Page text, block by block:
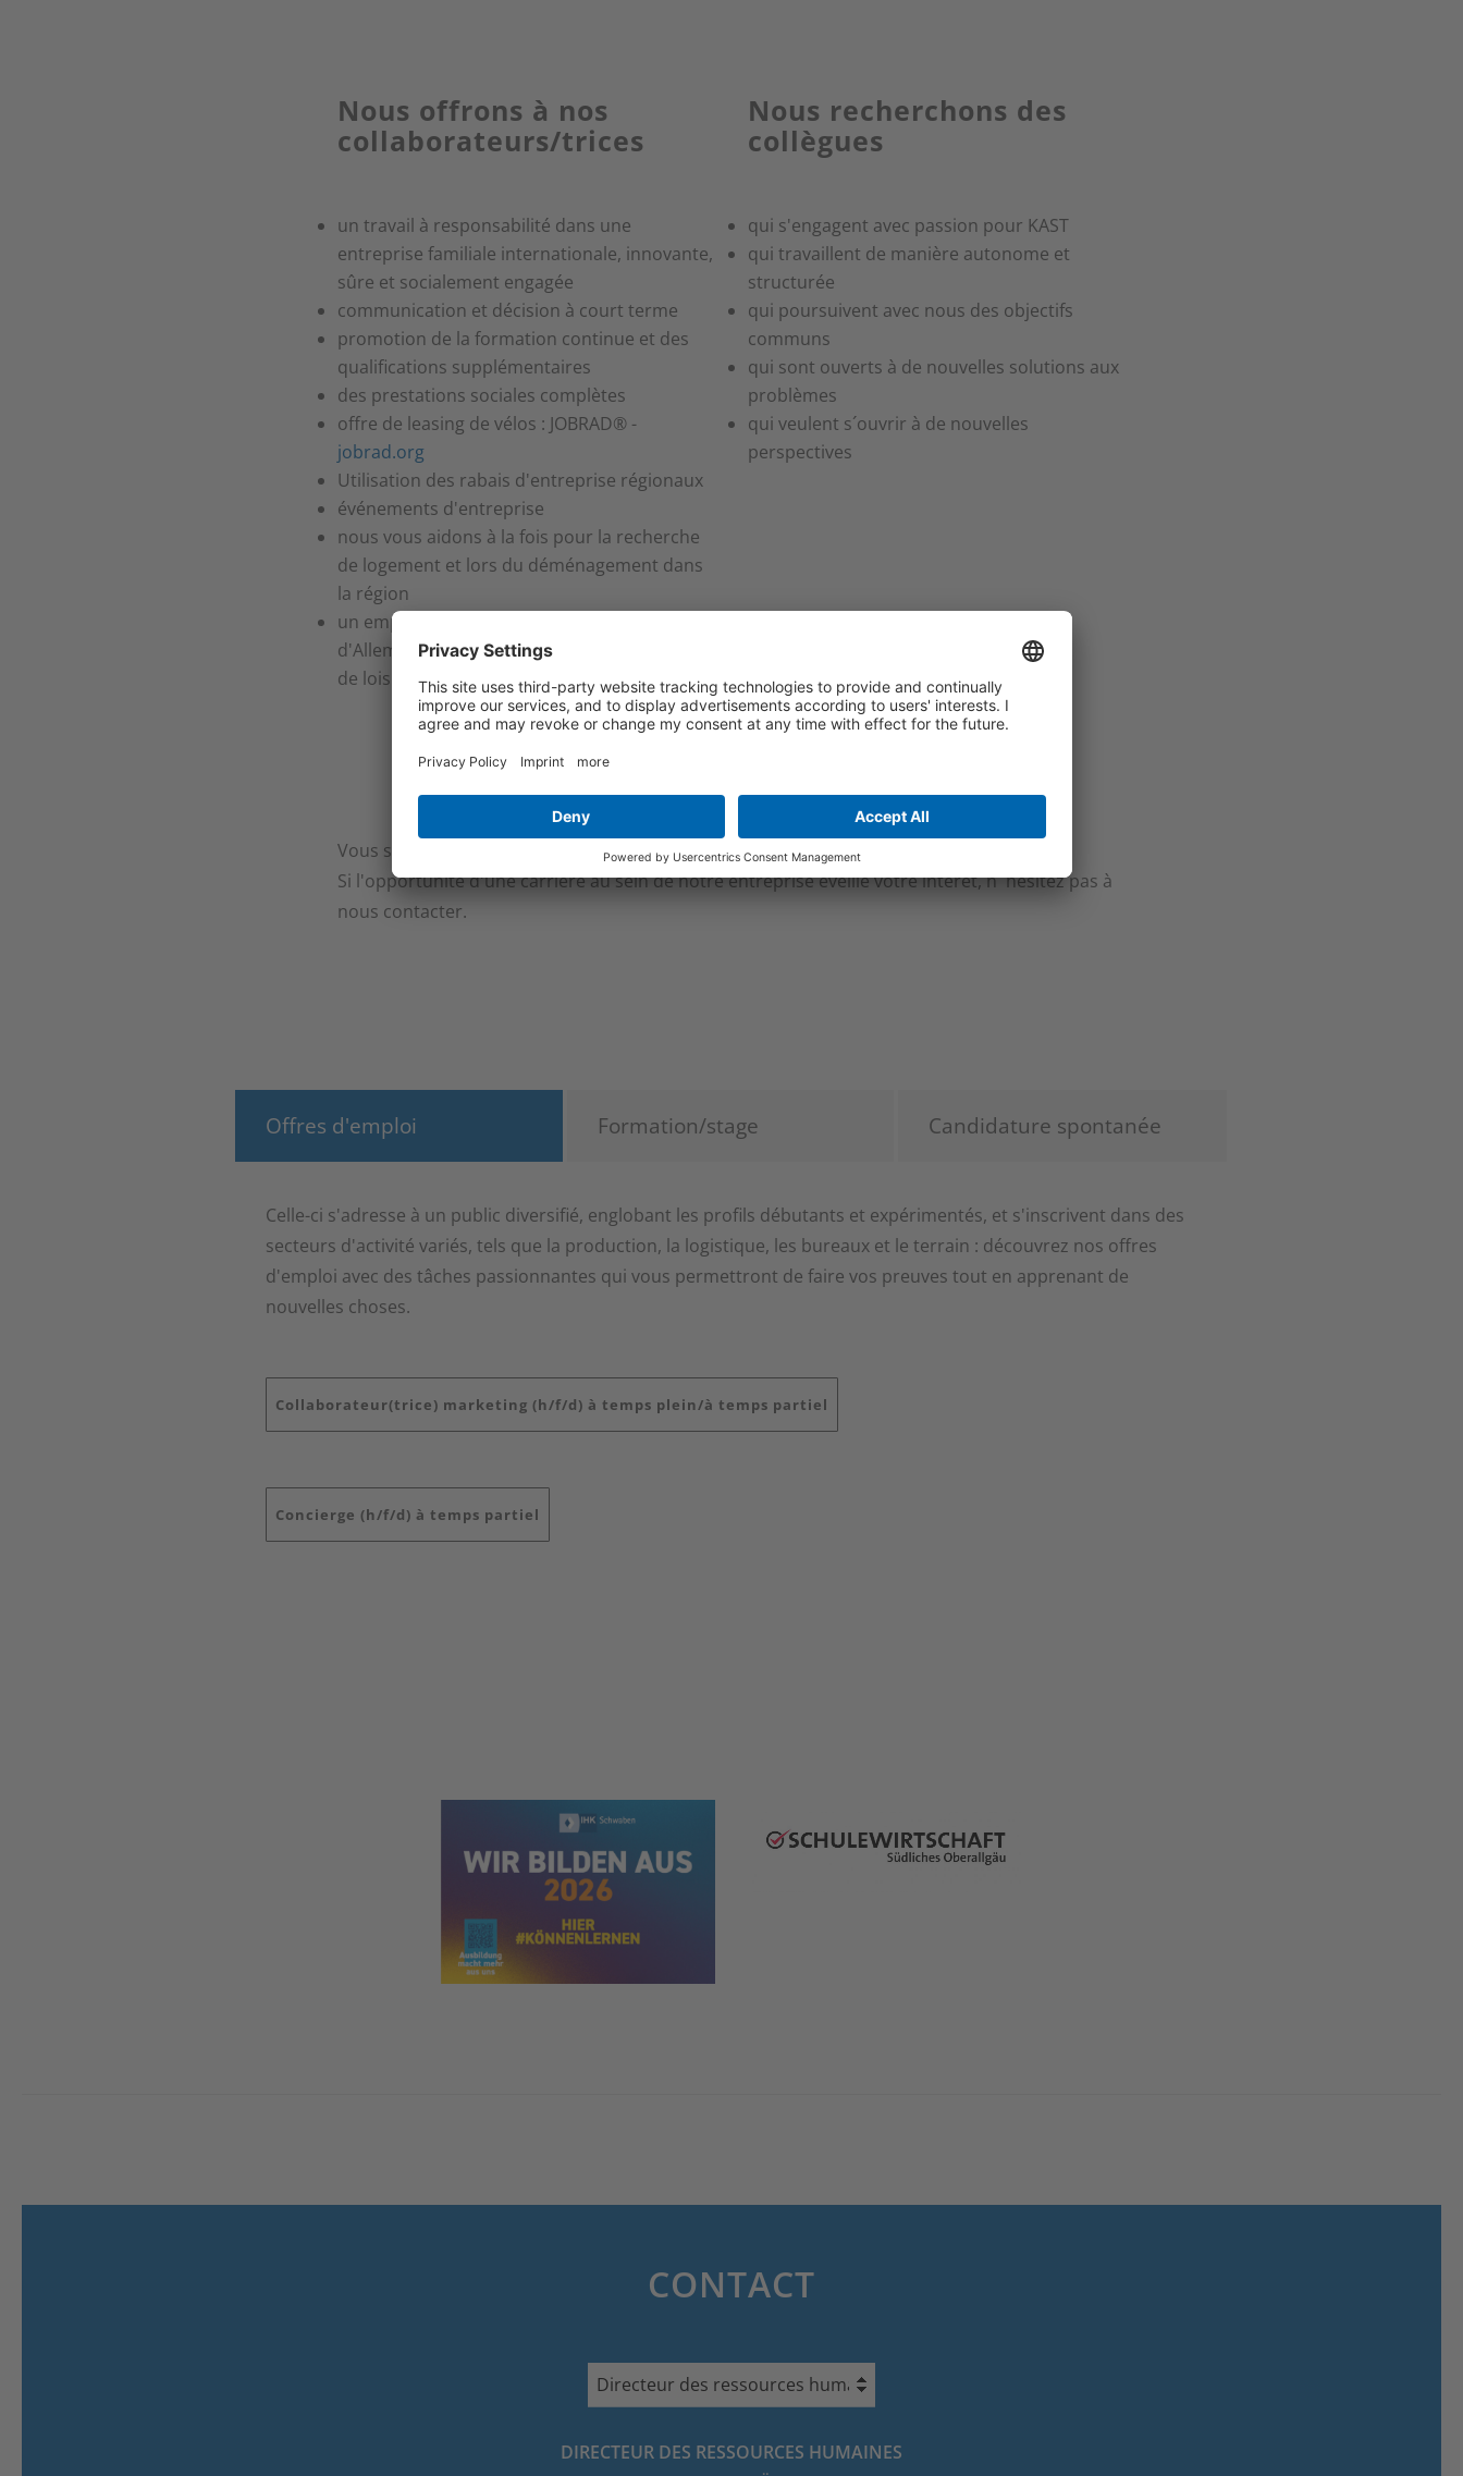
Nous offrons à nos
collaborateurs/trices
un travail à responsabilité dans une
entreprise familiale internationale, innovante,
sûre et socialement engagée
communication et décision à court terme
promotion de la formation continue et des
qualifications supplémentaires
des prestations sociales complètes
offre de leasing de vélos : JOBRAD® -
jobrad.org
Utilisation des rabais d'entreprise régionaux
événements d'entreprise
nous vous aidons à la fois pour la recherche
de logement et lors du déménagement dans
la région
un emploi dans l'une des plus belles régions
d'Allemagne avec une grande qualité de vie et
de loisirs
Nous recherchons des
collègues
qui s'engagent avec passion pour KAST
qui travaillent de manière autonome et
structurée
qui poursuivent avec nous des objectifs
communs
qui sont ouverts à de nouvelles solutions aux
problèmes
qui veulent s´ouvrir à de nouvelles
perspectives
Vous souhaitez contribuer à créer l'avenir du groupe KAST?
Si l'opportunité d'une carrière au sein de notre entreprise éveille votre intérêt, n ´hésitez pas à
nous contacter.
Offres d'emploi Formation/stage Candidature spontanée
Celle-ci s'adresse à un public diversifié, englobant les profils débutants et expérimentés, et s'inscrivent dans des
secteurs d'activité variés, tels que la production, la logistique, les bureaux et le terrain : découvrez nos offres
d'emploi avec des tâches passionnantes qui vous permettront de faire vos preuves tout en apprenant de
nouvelles choses.
Collaborateur(trice) marketing (h/f/d) à temps plein/à temps partiel
Concierge (h/f/d) à temps partiel
CONTACT
Directeur des ressources humaines
DIRECTEUR DES RESSOURCES HUMAINES